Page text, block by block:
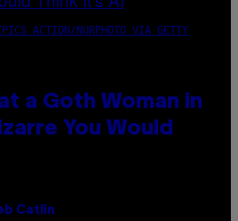
ACTION/NURPHOTO VIA GETTY
a Goth Woman in
You Would
Catlin